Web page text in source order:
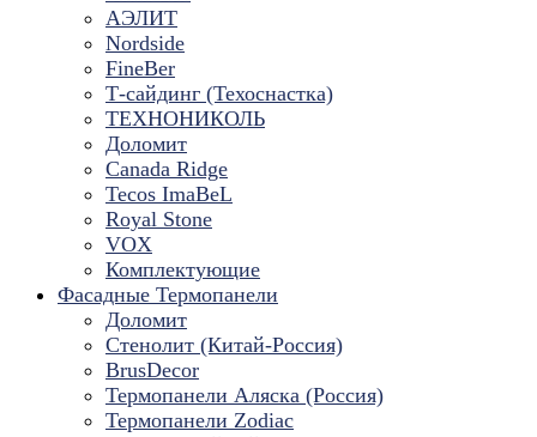
АЭЛИТ
Nordside
FineBer
Т-сайдинг (Техоснастка)
ТЕХНОНИКОЛЬ
Доломит
Canada Ridge
Tecos ImaBeL
Royal Stone
VOX
Комплектующие
Фасадные Термопанели
Доломит
Стенолит (Китай-Россия)
BrusDecor
Термопанели Аляска (Россия)
Термопанели Zodiac